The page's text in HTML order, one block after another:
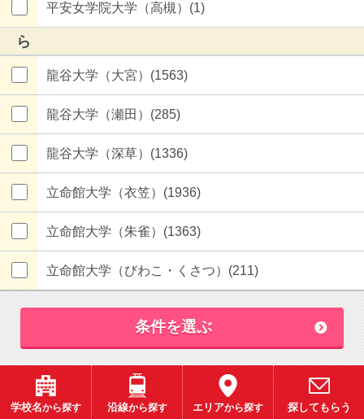
平安女学院大学（高槻）(1)
ら
龍谷大学（大宮）(1563)
龍谷大学（瀬田）(285)
龍谷大学（深草）(1336)
立命館大学（衣笠）(1936)
立命館大学（朱雀）(1363)
立命館大学（びわこ・くさつ）(211)
条件を選ぶ
学校名から探す 沿線から探す エリアから探す 探してもらう